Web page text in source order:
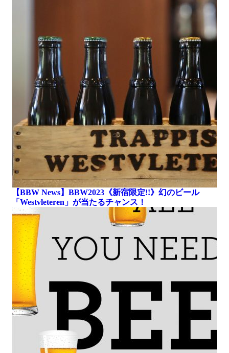
【BBW News】BBW2023《新宿限定!!》幻のビール
「Westvleteren」が当たるチャンス！